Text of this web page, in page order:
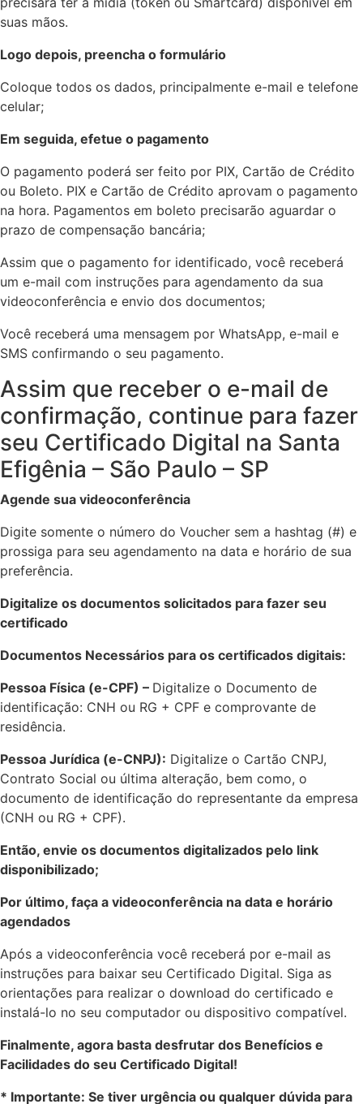
suas mãos.
Logo depois, preencha o formulário
Coloque todos os dados, principalmente e-mail e telefone
celular;
Em seguida, efetue o pagamento
O pagamento poderá ser feito por PIX, Cartão de Crédito
ou Boleto. PIX e Cartão de Crédito aprovam o pagamento
na hora. Pagamentos em boleto precisarão aguardar o
prazo de compensação bancária;
Assim que o pagamento for identificado, você receberá
um e-mail com instruções para agendamento da sua
videoconferência e envio dos documentos;
Você receberá uma mensagem por WhatsApp, e-mail e
SMS confirmando o seu pagamento.
Assim que receber o e-mail de
confirmação, continue para fazer
seu Certificado Digital na Santa
Efigênia – São Paulo – SP
Agende sua videoconferência
Digite somente o número do Voucher sem a hashtag (#) e
prossiga para seu agendamento na data e horário de sua
preferência.
Digitalize os documentos solicitados para fazer seu
certificado
Documentos Necessários para os certificados digitais:
Pessoa Física (e-CPF) – Digitalize o Documento de
identificação: CNH ou RG + CPF e comprovante de
residência.
Pessoa Jurídica (e-CNPJ): Digitalize o Cartão CNPJ,
Contrato Social ou última alteração, bem como, o
documento de identificação do representante da empresa
(CNH ou RG + CPF).
Então, envie os documentos digitalizados pelo link
disponibilizado;
Por último, faça a videoconferência na data e horário
agendados
Após a videoconferência você receberá por e-mail as
instruções para baixar seu Certificado Digital. Siga as
orientações para realizar o download do certificado e
instalá-lo no seu computador ou dispositivo compatível.
Finalmente, agora basta desfrutar dos Benefícios e
Facilidades do seu Certificado Digital!
* Importante: Se tiver urgência ou qualquer dúvida para